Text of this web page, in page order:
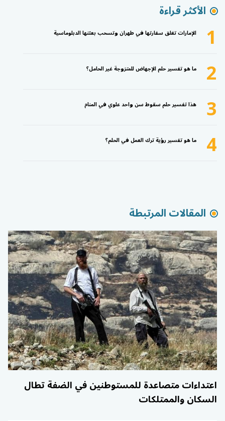
الأكثر قراءة
1 الإمارات تغلق سفارتها في طهران وتسحب بعثتها الدبلوماسية
2 ما هو تفسير حلم الإجهاض للمتزوجة غير الحامل؟
3 هذا تفسير حلم سقوط سن واحد علوي في المنام
4 ما هو تفسير رؤية ترك العمل في الحلم؟
المقالات المرتبطة
اعتداءات متصاعدة للمستوطنين في الضفة تطال
السكان والممتلكات